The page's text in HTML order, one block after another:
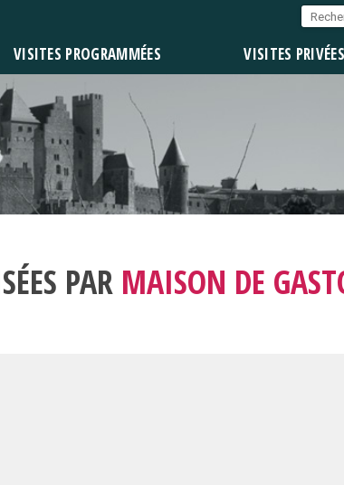
VISITES PROGRAMMÉES VISITES
PAR MAISON DE